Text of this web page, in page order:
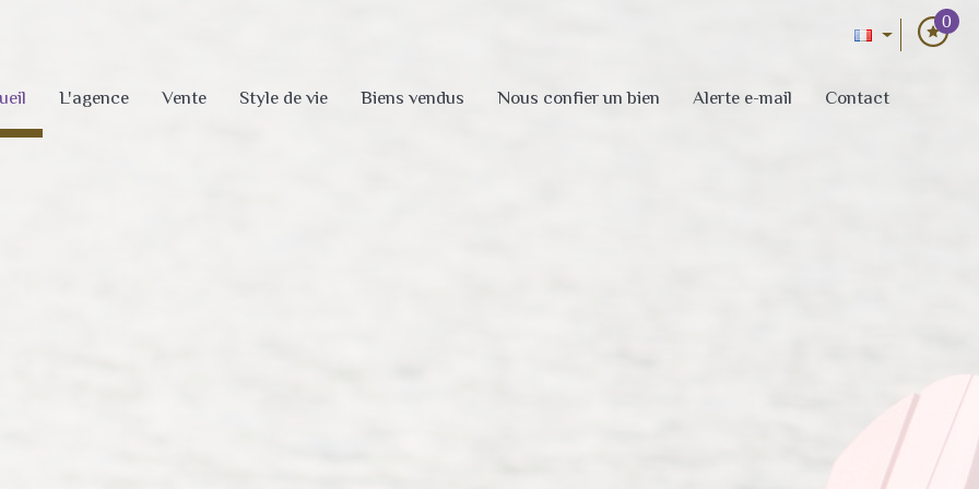
L'agence Vente Style de vie Biens vendus Nous confier un bien Alerte e-mail Contact
0